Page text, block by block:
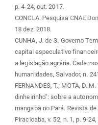
p. 4-24, out. 2017.
CONCLA. Pesquisa CNAE
18 dez. 2018.
CUNHA, J. de S. Governo
capital especulativo
a legislação agrária.
humanidades, Salvador, n.
FERNANDES, T.; MOTA, D.
dinheirinho”: sobre a
mangaba no Pará. Revista
Piracicaba, v. 52, n. 1, p. 9-